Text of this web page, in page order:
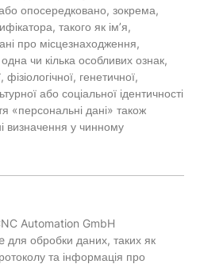
опосередковано, зокрема,
такого як ім’я,
про місцезнаходження,
чи кілька особливих ознак,
генетичної,
або соціальної ідентичності
«персональні дані» також
визначення у чинному
Automation GmbH
для обробки даних, таких як
та інформація про